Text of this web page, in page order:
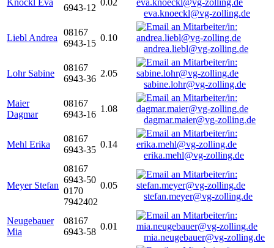
Knöckl Eva
6943-12
0.02
eva.knoeckl@vg-zolling.de
Liebl Andrea
08167
6943-15
0.10
andrea.liebl@vg-zolling.de
Lohr Sabine
08167
6943-36
2.05
sabine.lohr@vg-zolling.de
Maier
Dagmar
08167
6943-16
1.08
dagmar.maier@vg-zolling.de
Mehl Erika
08167
6943-35
0.14
erika.mehl@vg-zolling.de
Meyer Stefan
08167
6943-50
0170
7942402
0.05
stefan.meyer@vg-zolling.de
Neugebauer
Mia
08167
6943-58
0.01
mia.neugebauer@vg-zolling.de